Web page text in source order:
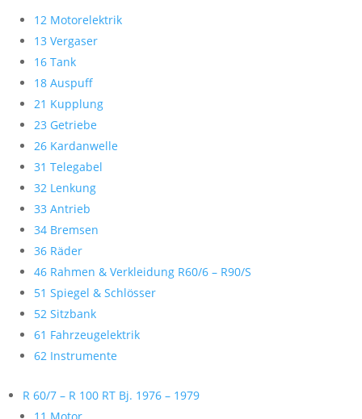
12 Motorelektrik
13 Vergaser
16 Tank
18 Auspuff
21 Kupplung
23 Getriebe
26 Kardanwelle
31 Telegabel
32 Lenkung
33 Antrieb
34 Bremsen
36 Räder
46 Rahmen & Verkleidung R60/6 – R90/S
51 Spiegel & Schlösser
52 Sitzbank
61 Fahrzeugelektrik
62 Instrumente
R 60/7 – R 100 RT Bj. 1976 – 1979